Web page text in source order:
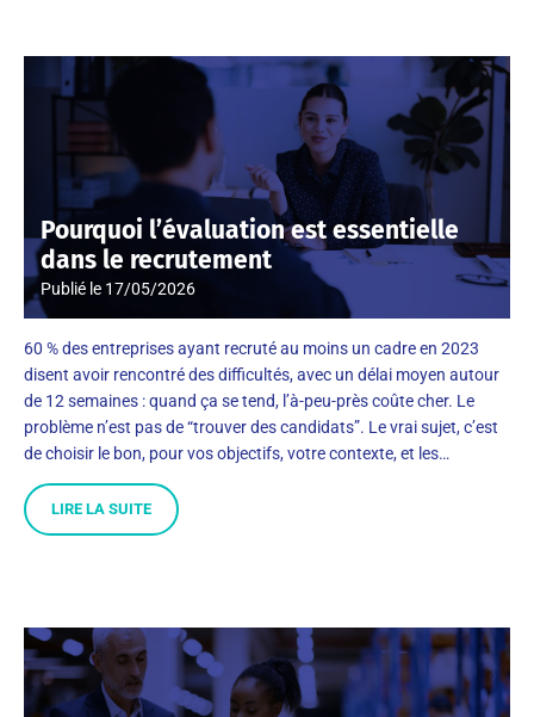
Pourquoi l’évaluation est essentielle
dans le recrutement
Publié le 17/05/2026
60 % des entreprises ayant recruté au moins un cadre en 2023
disent avoir rencontré des difficultés, avec un délai moyen autour
de 12 semaines : quand ça se tend, l’à-peu-près coûte cher. Le
problème n’est pas de “trouver des candidats”. Le vrai sujet, c’est
de choisir le bon, pour vos objectifs, votre contexte, et les…
LIRE LA SUITE